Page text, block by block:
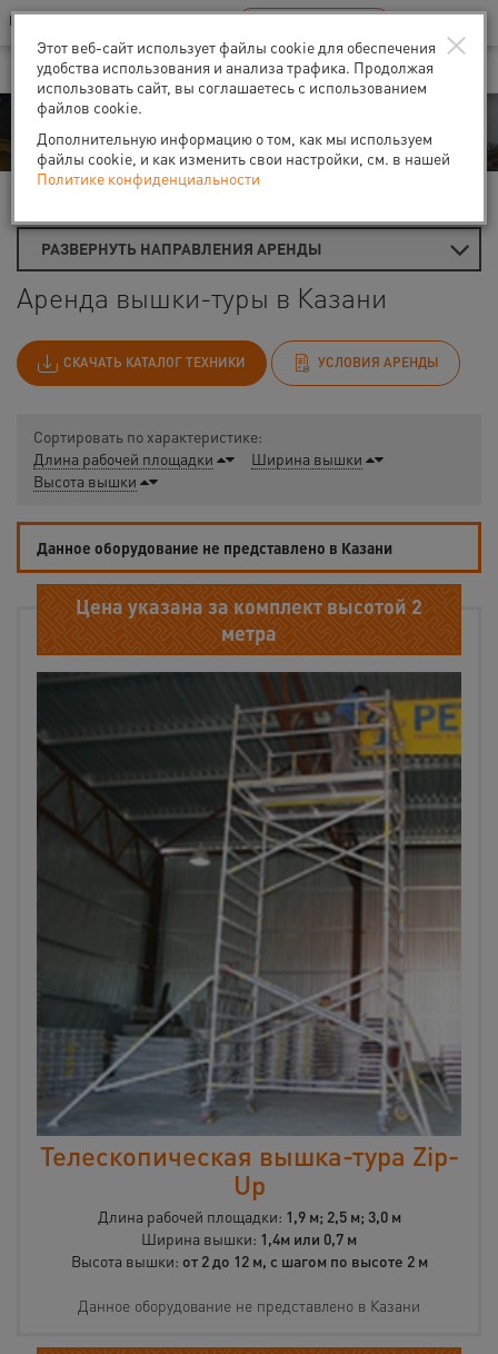
Ваш город:Казань
В Вашем регионе нет наших офисов RU EN
Аренда
РАЗВЕРНУТЬ НАПРАВЛЕНИЯ АРЕНДЫ
Аренда вышки-туры в Казани
СКАЧАТЬ КАТАЛОГ ТЕХНИКИ УСЛОВИЯ АРЕНДЫ
Сортировать по характеристике:
Длина рабочей площадки
Ширина вышки
Высота вышки
Данное оборудование не представлено в Казани
Цена указана за комплект высотой 2
метра
Телескопическая вышка-тура Zip-
Up
Длина рабочей площадки: 1,9 м; 2,5 м; 3,0 м
Ширина вышки: 1,4м или 0,7 м
Высота вышки: от 2 до 12 м, с шагом по высоте 2 м
Данное оборудование не представлено в Казани
×
Этот веб-сайт использует файлы cookie для обеспечения
удобства использования и анализа трафика. Продолжая
использовать сайт, вы соглашаетесь с использованием
файлов cookie.
Дополнительную информацию о том, как мы используем
файлы cookie, и как изменить свои настройки, см. в нашей
Политике конфиденциальности